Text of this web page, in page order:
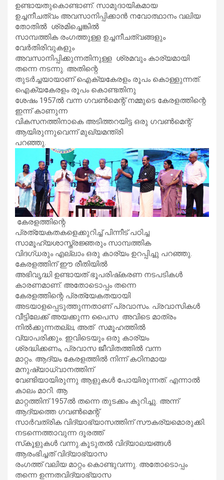
ഉണ്ടായതുകൊണ്ടാണ്. സാമുദായികമായ
ഉച്ചനീചത്വം അവസാനിപ്പിക്കാൻ നവോത്ഥാനം വലിയ
തോതിൽ ശ്രമിച്ചെങ്കിൽ
സാമ്പത്തിക രംഗത്തുള്ള ഉച്ചനീചത്വങ്ങളും
വേർതിരിവുകളും
അവസാനിപ്പിക്കുന്നതിനുള്ള ശ്രമവും കാര്യമായി
തന്നെ നടന്നു. അതിന്റെ
തുടർച്ചയായാണ് ഐക്യകേരളം രൂപം കൊള്ളുന്നത്.
ഐക്യകേരളം രൂപം കൊണ്ടതിനു
ശേഷം 1957ൽ വന്ന ഗവൺമെന്റ് നമ്മുടെ കേരളത്തിന്റെ
ഇന്ന് കാണുന്ന
വികസനത്തിനാകെ അടിത്തറയിട്ട ഒരു ഗവൺമെന്റ്
ആയിരുന്നുവെന്ന് മുഖ്യമന്ത്രി
പറഞ്ഞു.
കേരളത്തിന്റെ
പ്രത്യേകതകളെക്കുറിച്ച് പിന്നീട് പഠിച്ച
സാമൂഹ്യശാസ്ത്രജ്ഞരും സാമ്പത്തിക
വിദഗ്ധരും എല്ലാം ഒരു കാര്യം ഉറപ്പിച്ചു പറഞ്ഞു.
കേരളത്തിന് ഈ രീതിയിൽ
അഭിവൃദ്ധി ഉണ്ടായത് ഭൂപരിഷ്‌കരണ നടപടികൾ
കാരണമാണ്. അതോടൊപ്പം തന്നെ
കേരളത്തിന്റെ പ്രത്യേകതയായി
അടയാളപ്പെടുത്തുന്നതാണ് പ്രവാസം. പ്രവാസികൾ
വീട്ടിലേക്ക് അയക്കുന്ന പൈസ അവിടെ മാത്രം
നിൽക്കുന്നതല്ല, അത് സമൂഹത്തിൽ
വ്യാപരിക്കും. ഇവിടെയും ഒരു കാര്യം
ശ്രദ്ധിക്കണം, പ്രവാസ ജീവിതത്തിൽ വന്ന
മാറ്റം. ആദ്യം കേരളത്തിൽ നിന്ന് കഠിനമായ
മനുഷ്യാധ്വാനത്തിന്
വേണ്ടിയായിരുന്നു ആളുകൾ പോയിരുന്നത്. എന്നാൽ
കാലം മാറി. ആ
മാറ്റത്തിന് 1957ൽ തന്നെ തുടക്കം കുറിച്ചു. അന്ന്
ആദ്യത്തെ ഗവൺമെന്റ്
സാർവത്രിക വിദ്യാഭ്യാസത്തിന് സൗകര്യമൊരുക്കി.
നടന്നെത്താവുന്ന ദൂരത്ത്
സ്‌കൂളുകൾ വന്നു.കൂടുതൽ വിദ്യാലയങ്ങൾ
ആരംഭിച്ചത് വിദ്യാഭ്യാസ
രംഗത്ത് വലിയ മാറ്റം കൊണ്ടുവന്നു. അതോടൊപ്പം
തന്നെ ഉന്നതവിദ്യാഭ്യാസ